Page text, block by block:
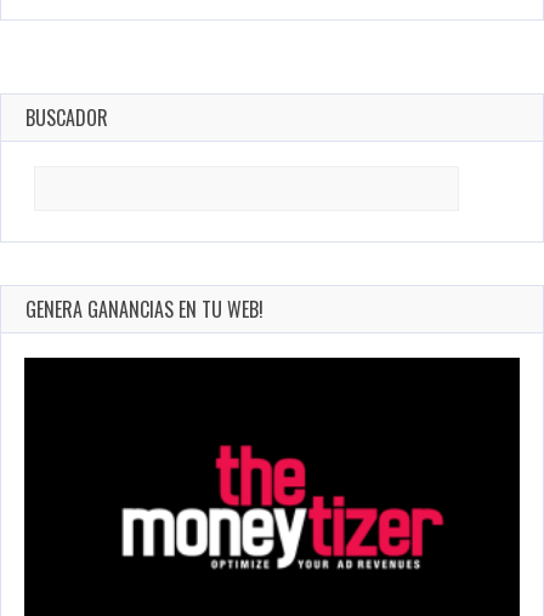
BUSCADOR
GENERA GANANCIAS EN TU WEB!